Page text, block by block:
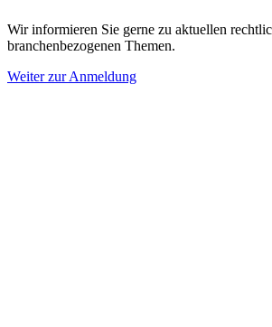
Wir informieren Sie gerne zu aktuellen
branchenbezogenen Themen.
Weiter zur Anmeldung